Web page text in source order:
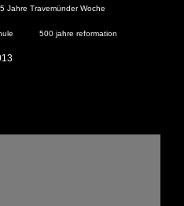
Jahre Travemünder Woche
500 jahre reformation